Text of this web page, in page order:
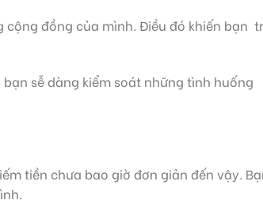
cộng đồng của mình. Điều đó khiến bạn
sễ dàng kiểm soát những tình huống
tiền chưa bao giờ đơn giản đến vậy.